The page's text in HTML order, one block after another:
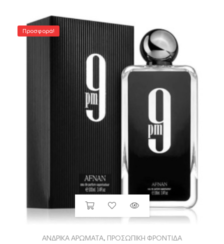
Προσφορά!
ΑΝΔΡΙΚΑ ΑΡΩΜΑΤΑ, ΠΡΟΣΩΠΙΚΗ ΦΡΟΝΤΙΔΑ